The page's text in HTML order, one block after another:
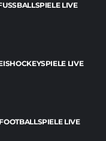
LIVE Ü
LIVE
LIVE